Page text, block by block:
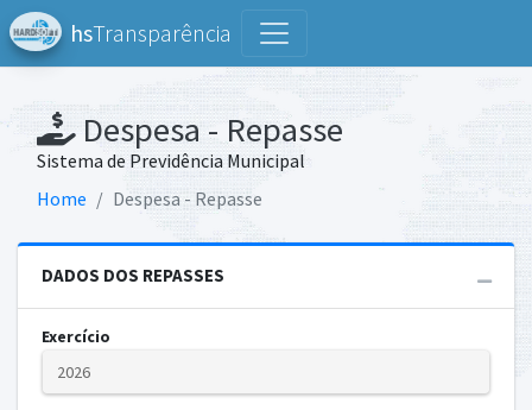
hsTransparência
Despesa - Repasse
Sistema de Previdência Municipal
Home
Despesa - Repasse
DADOS DOS REPASSES
Exercício